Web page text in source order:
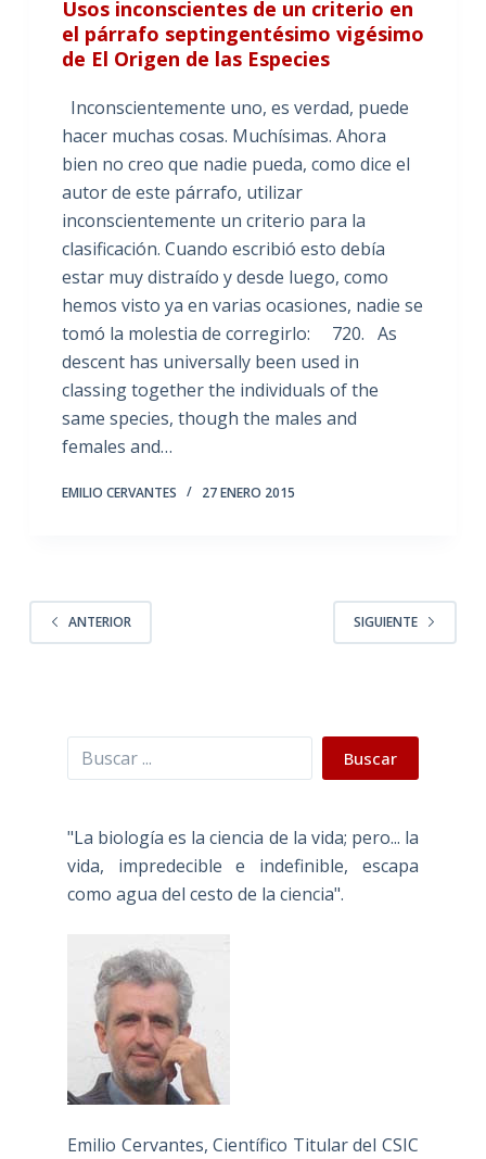
Usos inconscientes de un criterio en
el párrafo septingentésimo vigésimo
de El Origen de las Especies
Inconscientemente uno, es verdad, puede
hacer muchas cosas. Muchísimas. Ahora
bien no creo que nadie pueda, como dice el
autor de este párrafo, utilizar
inconscientemente un criterio para la
clasificación. Cuando escribió esto debía
estar muy distraído y desde luego, como
hemos visto ya en varias ocasiones, nadie se
tomó la molestia de corregirlo: 720. As
descent has universally been used in
classing together the individuals of the
same species, though the males and
females and…
EMILIO CERVANTES 27 ENERO 2015
ANTERIOR SIGUIENTE
Buscar Buscar
"La biología es la ciencia de la vida; pero... la
vida, impredecible e indefinible, escapa
como agua del cesto de la ciencia".
Emilio Cervantes, Científico Titular del CSIC